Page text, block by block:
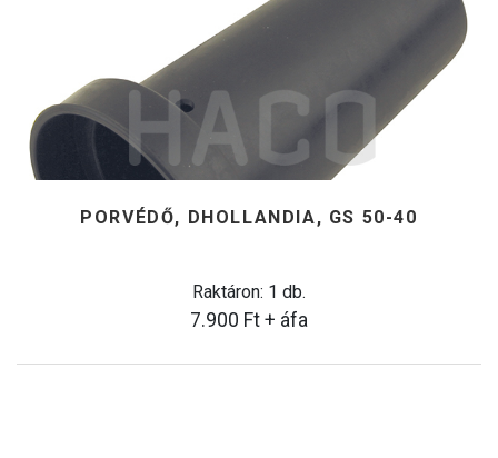
PORVÉDŐ, DHOLLANDIA, GS 50-40
Raktáron: 1 db.
7.900 Ft + áfa